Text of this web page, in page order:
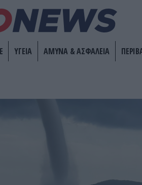
ΥΓΕΙΑ ΑΜΥΝΑ & ΑΣΦΑΛΕΙΑ